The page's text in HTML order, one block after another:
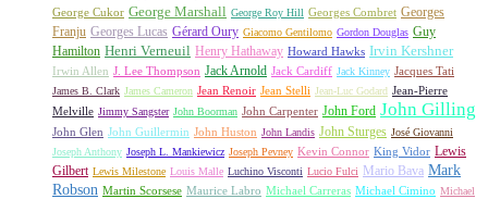
George Cukor George Marshall George Roy Hill Georges Combret Georges
Franju Georges Lucas Gérard Oury Giacomo Gentilomo Gordon Douglas Guy
Hamilton Henri Verneuil Henry Hathaway Howard Hawks Irvin Kershner
Irwin Allen J. Lee Thompson Jack Arnold Jack Cardiff Jack Kinney Jacques Tati
James B. Clark James Cameron Jean Renoir Jean Stelli Jean-Luc Godard Jean-Pierre
Melville Jimmy Sangster John Boorman John Carpenter John Ford John Gilling
John Glen John Guillermin John Huston John Landis John Sturges José Giovanni
Joseph Anthony Joseph L. Mankiewicz Joseph Pevney Kevin Connor King Vidor Lewis
Gilbert Lewis Milestone Louis Malle Luchino Visconti Lucio Fulci Mario Bava Mark
Robson Martin Scorsese Maurice Labro Michael Carreras Michael Cimino Michael